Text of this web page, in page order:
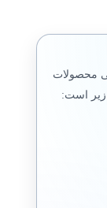
محصولات
زیر است: